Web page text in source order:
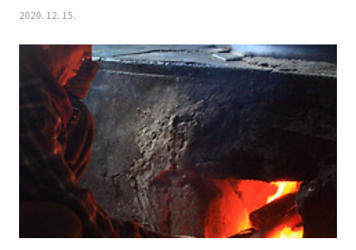
전번역원 | 이재수 (역) | 1980 掌中持弄愛團團。何必江南雪裏看。一
국문집총간 | 1990 동국이상국전집 제5권 / 고율시(古律詩) 문 장로가
귤을 부賦한 시에 차운하다[次韻文長老賦橘] 형남荊南에만 생산되는
데 흩어진 선성의 정기精氣일세 〈춘추위春秋緯〉 운두추運斗樞에
“선성의 정기가 흩어져 귤이 되었다.” 하였다. 속에는 백옥뇌가 들었고
겉에는 울금이 덮였네 천 그루의 재배는 천호후千戶侯에 견주고 세 개를
간직함은 모친에게 드리려 함일..
2020. 12. 15.